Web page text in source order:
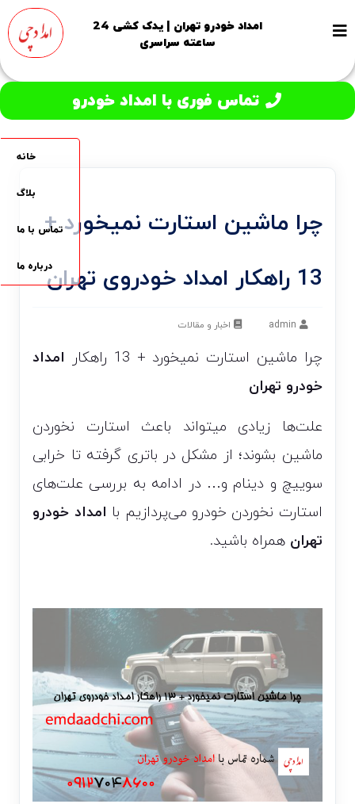
امداد خودرو تهران | یدک کشی 24
ساعته سراسری
تماس فوری با امداد خودرو
خانه
بلاگ
تماس با ما
درباره ما
چرا ماشین استارت نمیخورد +
13 راهکار امداد خودروی تهران
اخبار و مقالات
چرا ماشین استارت نمیخورد + 13 راهکار
امداد
خودرو تهران
علت‌ها زیادی میتواند باعث استارت نخوردن
ماشین بشوند؛ از مشکل در باتری گرفته تا خرابی
سوییچ و دینام و… در ادامه به بررسی علت‌های
استارت نخوردن خودرو می‌پردازیم با امداد خودرو
تهران همراه باشید.